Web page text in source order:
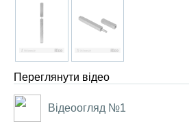
Переглянути відео
Відеоогляд №1